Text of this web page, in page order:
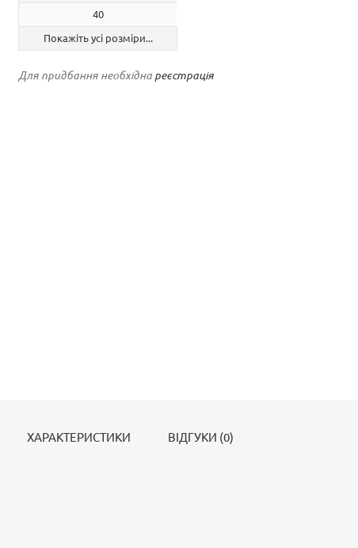
40
Покажіть усі розміри...
Для придбання необхідна реєстрація
ХАРАКТЕРИСТИКИ ВІДГУКИ (0)